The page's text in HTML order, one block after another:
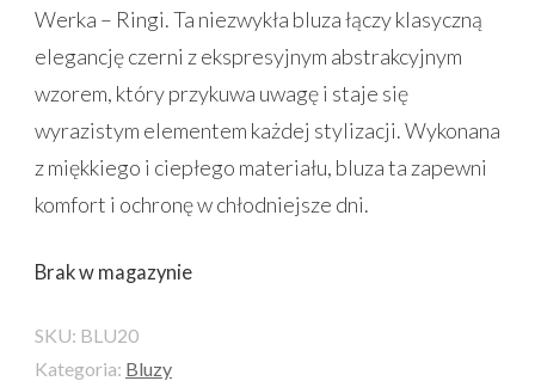
Werka – Ringi. Ta niezwykła bluza łączy klasyczną
elegancję czerni z ekspresyjnym abstrakcyjnym
wzorem, który przykuwa uwagę i staje się
wyrazistym elementem każdej stylizacji. Wykonana
z miękkiego i ciepłego materiału, bluza ta zapewni
komfort i ochronę w chłodniejsze dni.
Brak w magazynie
SKU: BLU20
Kategoria: Bluzy